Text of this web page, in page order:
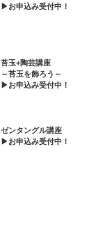
▶お申込み受付中！
苔玉+陶芸講座
～苔玉を飾ろう～
▶お申込み受付中！
ゼンタングル講座
▶お申込み受付中！